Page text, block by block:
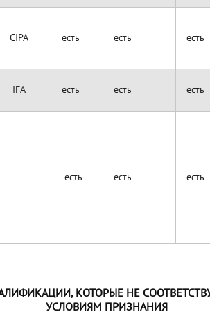
CIPA есть есть есть
IFA есть есть есть
есть есть есть
КОТОРЫЕ НЕ
УСЛОВИЯМ ПРИЗНАНИЯ